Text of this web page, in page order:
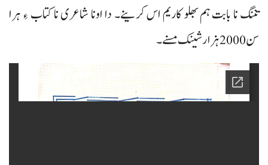
تننگ نا بابت ہم بھلو کاریم اس کرینے۔ دا اونا شاعری نا کتاب ءِ ہرا
سن 2000 ہزار شینک مسنے۔